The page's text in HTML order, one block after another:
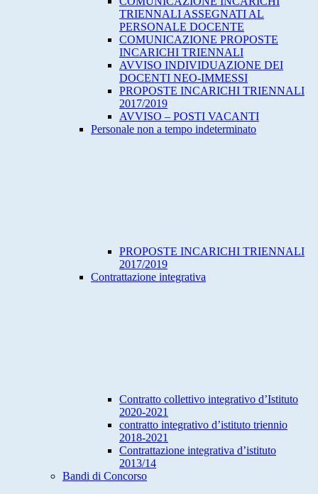
TRIENNALI ASSEGNATI AL
PERSONALE DOCENTE
COMUNICAZIONE PROPOSTE
INCARICHI TRIENNALI
AVVISO INDIVIDUAZIONE DEI
DOCENTI NEO-IMMESSI
PROPOSTE INCARICHI TRIENNALI
2017/2019
AVVISO – POSTI VACANTI
Personale non a tempo indeterminato
PROPOSTE INCARICHI TRIENNALI
2017/2019
Contrattazione integrativa
Contratto collettivo integrativo d’Istituto
2020-2021
contratto integrativo d’istituto triennio
2018-2021
Contrattazione integrativa d’istituto
2013/14
Bandi di Concorso